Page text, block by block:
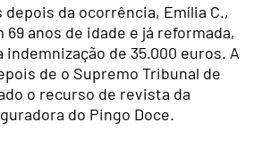
depois da ocorrência, Emília C.,
anos de idade e já reformada,
de 35.000 euros. A
de o Supremo Tribunal de
o recurso de revista da
do Pingo Doce.